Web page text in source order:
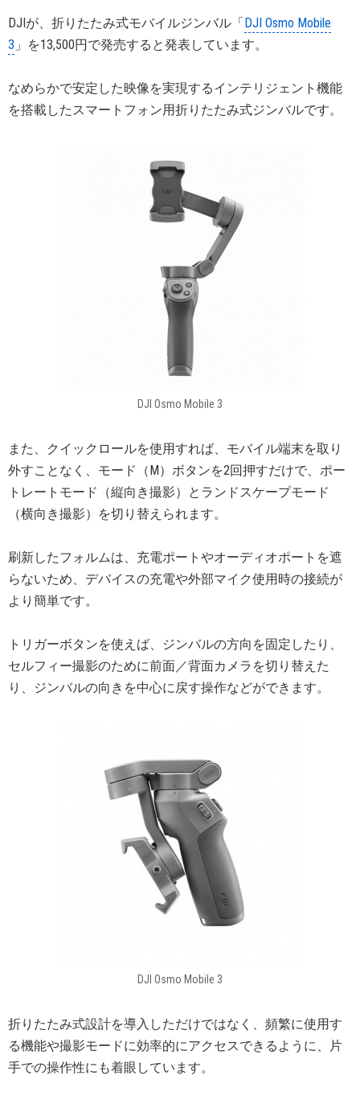
DJIが、折りたたみ式モバイルジンバル「DJI Osmo Mobile
3 」を13,500円で発売すると発表しています。
なめらかで安定した映像を実現するインテリジェント機能
を搭載したスマートフォン用折りたたみ式ジンバルです。
DJI Osmo Mobile 3
また、クイックロールを使用すれば、モバイル端末を取り
外すことなく、モード（M）ボタンを2回押すだけで、ポー
トレートモード（縦向き撮影）とランドスケープモード
（横向き撮影）を切り替えられます。
刷新したフォルムは、充電ポートやオーディオポートを遮
らないため、デバイスの充電や外部マイク使用時の接続が
より簡単です。
トリガーボタンを使えば、ジンバルの方向を固定したり、
セルフィー撮影のために前面／背面カメラを切り替えた
り、ジンバルの向きを中心に戻す操作などができます。
DJI Osmo Mobile 3
折りたたみ式設計を導入しただけではなく、頻繁に使用す
る機能や撮影モードに効率的にアクセスできるように、片
手での操作性にも着眼しています。